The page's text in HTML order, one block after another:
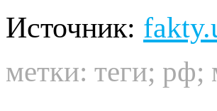
Источник:
метки: теги; рф;